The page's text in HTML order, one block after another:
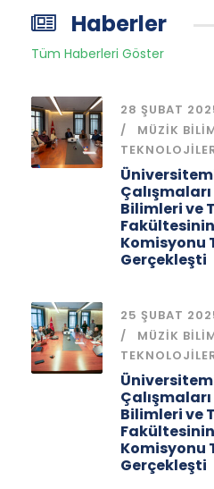
Haberler
Tüm Haberleri Göster
28 ŞUBAT
MÜZIK
Bilimleri ve
Komisyonu
Gerçekleşti
25 ŞUBAT
MÜZIK
Bilimleri ve
Komisyonu
Gerçekleşti